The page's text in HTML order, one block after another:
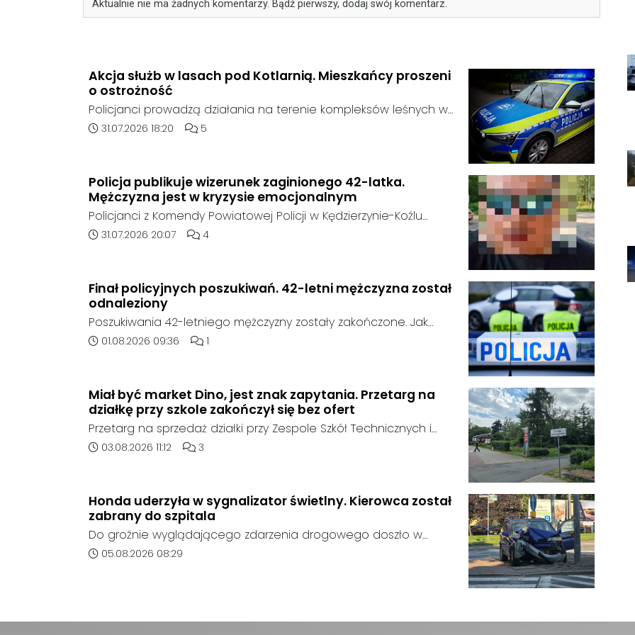
Aktualnie nie ma żadnych komentarzy. Bądź pierwszy, dodaj swój komentarz.
Akcja służb w lasach pod Kotlarnią. Mieszkańcy proszeni
o ostrożność
Policjanci prowadzą działania na terenie kompleksów leśnych w
rejonie gminy Bierawa. Jak udało nam się ustalić, funkcjonariusze
postronnych.
Data dodania artykułu:
31.07.2026 18:20 Liczba komentarzy artykułu:
5
Policja publikuje wizerunek zaginionego 42-latka.
Mężczyzna jest w kryzysie emocjonalnym
Policjanci z Komendy Powiatowej Policji w Kędzierzynie-Koźlu
poszukują zaginionego 42-latka, który jest w kryzysie
rejonie miejscowości w Goszyce. Od tego momentu nie nawiązał
kontaktu z rodziną.
Data dodania artykułu:
31.07.2026 20:07 Liczba komentarzy artykułu:
4
Finał policyjnych poszukiwań. 42-letni mężczyzna został
odnaleziony
Poszukiwania 42-letniego mężczyzny zostały zakończone. Jak
poinformowała opolska policja, został on odnaleziony w sobotę, 1
Data dodania artykułu:
01.08.2026 09:36 Liczba komentarzy artykułu:
1
Miał być market Dino, jest znak zapytania. Przetarg na
działkę przy szkole zakończył się bez ofert
Przetarg na sprzedaż działki przy Zespole Szkół Technicznych i
Ogólnokształcących w Kędzierzynie-Koźlu zakończył się bez
oferent.
Data dodania artykułu:
03.08.2026 11:12 Liczba komentarzy artykułu:
3
Honda uderzyła w sygnalizator świetlny. Kierowca został
zabrany do szpitala
Do groźnie wyglądającego zdarzenia drogowego doszło w
środę rano w Koźlu. Około godziny 6:30 kierujący samochodem
Data dodania artykułu:
05.08.2026 08:29